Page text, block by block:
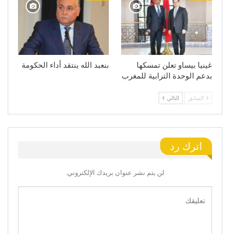
غينيا بيساو تعلن تمسكها
بدعم الوحدة الترابية للمغرب
بنعبد الله ينتقد أداء الحكومة
السابق التالي
اترك رد
لن يتم نشر عنوان بريدك الإلكتروني.